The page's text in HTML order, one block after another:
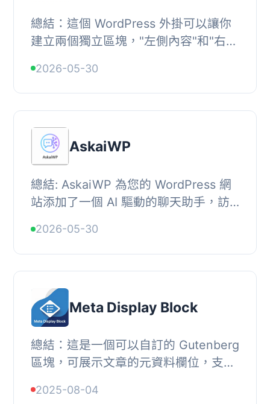
總結：這個 WordPress 外掛可以讓你
建立兩個獨立區塊，"左側內容"和"右側
換。非常適合用於對比圖片、功...
2026-05-30
AskaiWP
總結: AskaiWP 為您的 WordPress 網
站添加了一個 AI 驅動的聊天助手，訪
前頁面的摘要、詢問內容詳情以及解
釋，適合部落...
2026-05-30
Meta Display Block
總結：這是一個可以自訂的 Gutenberg
區塊，可展示文章的元資料欄位，支援
案：, <ul>, <li>問題：這個 Guten...
2025-08-04